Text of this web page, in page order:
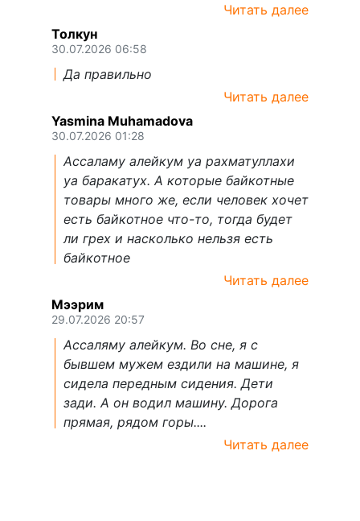
Читать далее
Толкун
30.07.2026 06:58
Да правильно
Читать далее
Yasmina Muhamadova
30.07.2026 01:28
Ассаламу алейкум уа рахматуллахи
уа баракатух. А которые байкотные
товары много же, если человек хочет
есть байкотное что-то, тогда будет
ли грех и насколько нельзя есть
байкотное
Читать далее
Мээрим
29.07.2026 20:57
Ассаляму алейкум. Во сне, я с
бывшем мужем ездили на машине, я
сидела передным сидения. Дети
зади. А он водил машину. Дорога
прямая, рядом горы....
Читать далее